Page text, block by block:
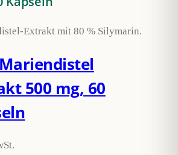
Extrakt mit 80 % Silymarin.
500 mg, 60